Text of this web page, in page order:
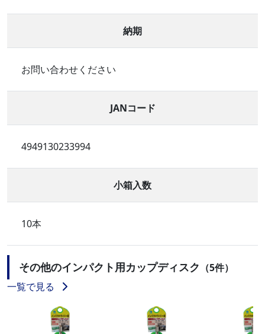
納期
お問い合わせください
JANコード
4949130233994
小箱入数
10本
その他のインパクト用カップディスク （5件）
一覧で見る